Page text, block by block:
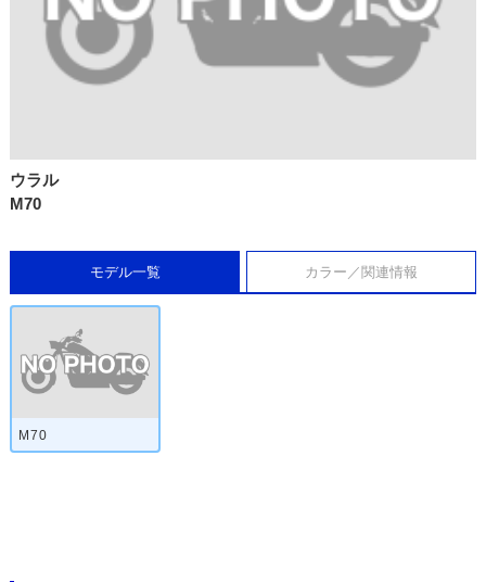
ウラル
M70
モデル一覧 カラー／関連情報
M70